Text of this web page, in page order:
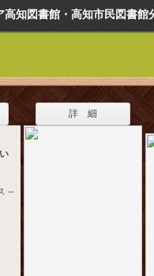
図書館・高知市民図書館
--
詳 細